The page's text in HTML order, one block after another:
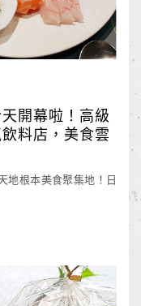
開幕啦！高級
料店，美食雲
地根本美食聚集地！日